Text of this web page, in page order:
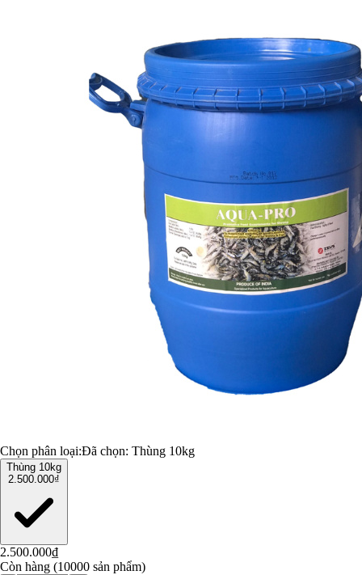
Chọn phân loại:Đã chọn: Thùng 10kg
Thùng 10kg
2.500.000₫
2.500.000₫
Còn hàng (10000 sản phẩm)